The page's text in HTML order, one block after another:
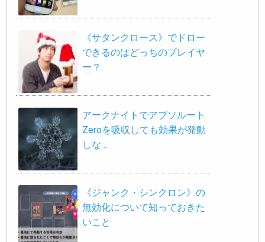
《サタンクロース》でドロー
できるのはどっちのプレイヤ
ー？
アークナイトでアブソルート
Zeroを吸収しても効果が発動
しな…
《ジャンク・シンクロン》の
無効化について知っておきた
いこと